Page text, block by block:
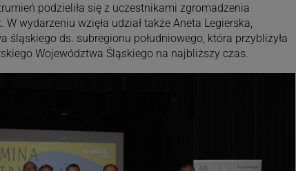
podzieliła się z uczestnikami zgromadzenia
wydarzeniu wzięła udział także Aneta Legierska,
śląskiego ds. subregionu południowego, która przybliżyła
Województwa Śląskiego na najbliższy czas.